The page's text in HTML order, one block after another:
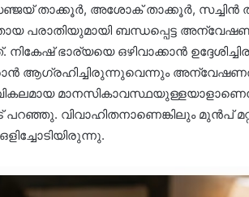
താക്കൂർ, അശോക് താക്കൂർ, സച്ചിൻ
പരാതിയുമായി ബന്ധപ്പെട്ട
ഭാര്യയെ ഒഴിവാക്കാൻ
ആഗ്രഹിച്ചിരുന്നുവെന്നും
വികലമായ
വിവാഹിതനാണെങ്കിലും മുൻപ്